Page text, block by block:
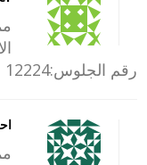
رقم الجلوس:12224